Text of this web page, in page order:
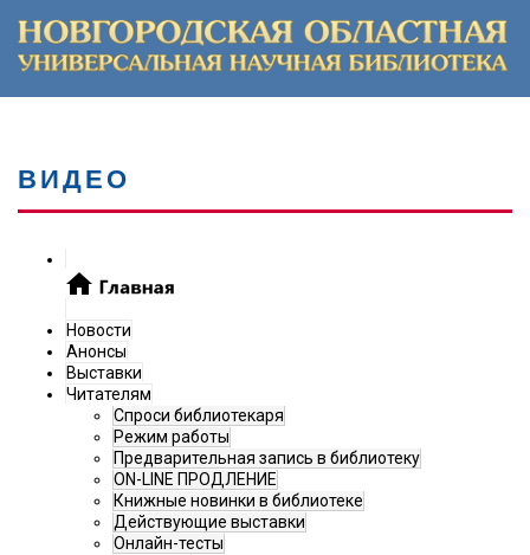
ВИДЕО
Новости
Анонсы
Выставки
Читателям
Спроси библиотекаря
Режим работы
Предварительная запись в библиотеку
ON-LINE ПРОДЛЕНИЕ
Книжные новинки в библиотеке
Действующие выставки
Онлайн-тесты